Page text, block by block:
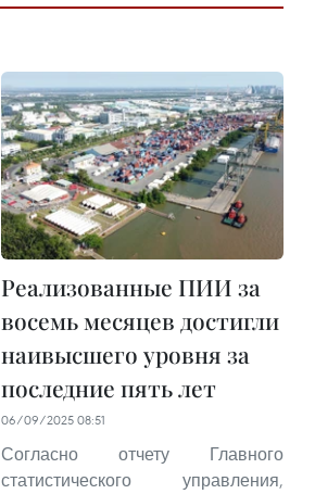
Реализованные ПИИ за
восемь месяцев достигли
наивысшего уровня за
последние пять лет
06/09/2025 08:51
Согласно отчету Главного
статистического управления,